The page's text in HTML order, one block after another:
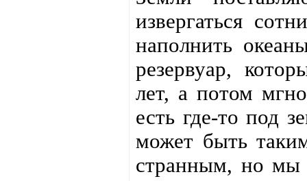
извергаться
наполнить
резервуар,
лет, а потом
есть где-то под
может быть
странным, но мы